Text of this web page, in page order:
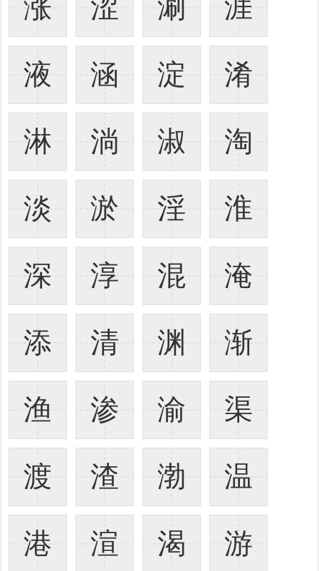
涨 涩 涮 涯
液 涵 淀 淆
淋 淌 淑 淘
淡 淤 淫 淮
深 淳 混 淹
添 清 渊 渐
渔 渗 渝 渠
渡 渣 渤 温
港 渲 渴 游